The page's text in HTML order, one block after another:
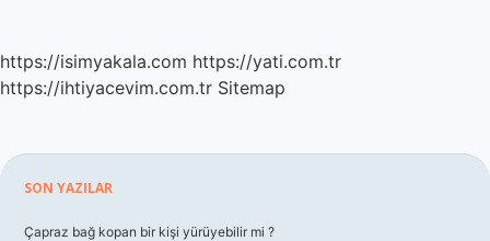
https://isimyakala.com https://yati.com.tr
https://ihtiyacevim.com.tr Sitemap
Sidebar
SON YAZILAR
Çapraz bağ kopan bir kişi yürüyebilir mi ?